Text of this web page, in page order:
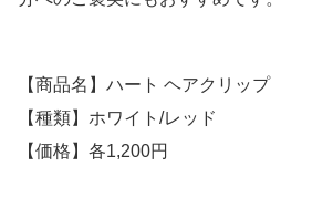
【商品名】ハート ヘアクリップ
【種類】ホワイト/レッド
【価格】各1,200円